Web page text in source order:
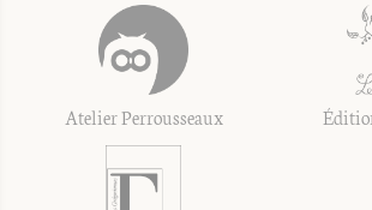
Atelier Perrousseaux